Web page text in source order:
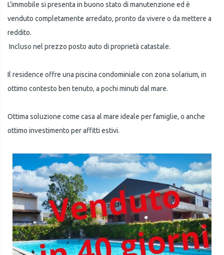
L’immobile si presenta in buono stato di manutenzione ed è
venduto completamente arredato, pronto da vivere o da mettere a
reddito.
Incluso nel prezzo posto auto di proprietà catastale.
Il residence offre una piscina condominiale con zona solarium, in
ottimo contesto ben tenuto, a pochi minuti dal mare.
Ottima soluzione come casa al mare ideale per famiglie, o anche
ottimo investimento per affitti estivi.